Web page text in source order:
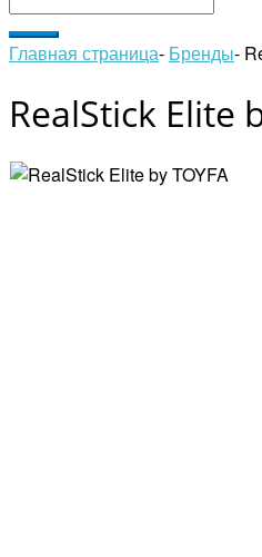
Главная страница- Бренды-
RealStick Elite